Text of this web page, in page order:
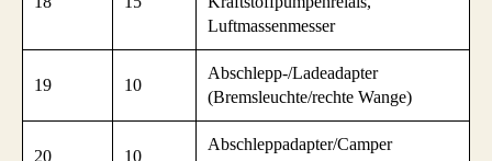
Luftmassenmesser
19 10
Abschlepp-/Ladeadapter
(Bremsleuchte/rechte Wange)
20 10
Abschleppadapter/Camper